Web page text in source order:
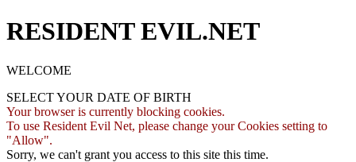
RESIDENT EVIL.NET
WELCOME
SELECT YOUR DATE OF BIRTH
Your browser is currently blocking cookies.
To use Resident Evil Net, please change your Cookies setting to
"Allow".
Sorry, we can't grant you access to this site this time.